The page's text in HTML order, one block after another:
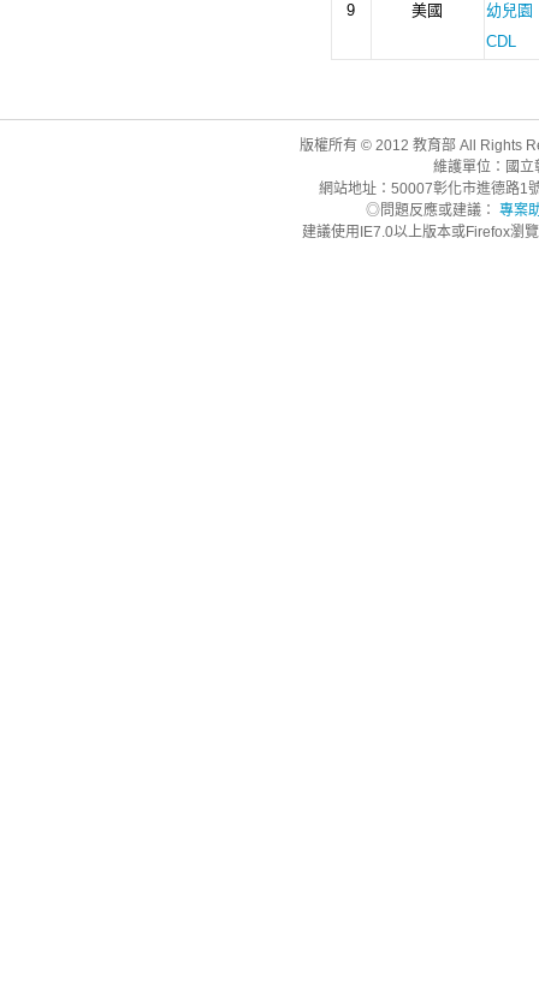
版權所有 © 2012 教育部 All Rights
維護單位：國
網站地址：50007彰化市進德路1
◎問題反應或建議： 專案
建議使用IE7.0以上版本或Firefox瀏